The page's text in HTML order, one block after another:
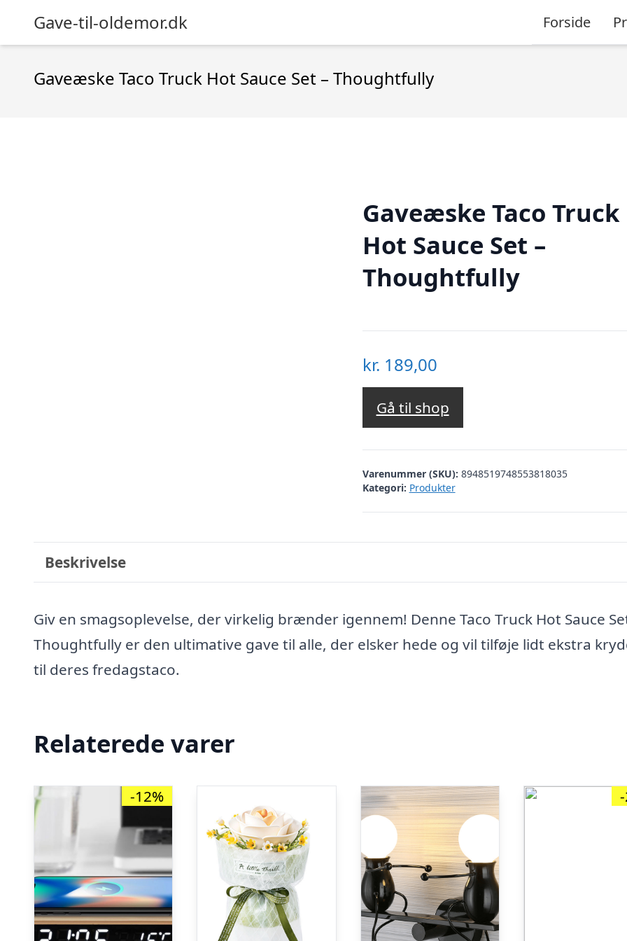
Gave-til-oldemor.dk Forside
Gaveæske Taco Truck Hot Sauce Set – Thoughtfully
Gaveæske Taco Truck
Hot Sauce Set –
Thoughtfully
kr. 189,00
Gå til shop
Varenummer (SKU): 8948519748553818035
Kategori: Produkter
Beskrivelse
Giv en smagsoplevelse, der virkelig brænder igennem! Denne Taco Truck Hot Sauce
Thoughtfully er den ultimative gave til alle, der elsker hede og vil tilføje lidt ekstra
til deres fredagstaco.
Relaterede varer
-12%